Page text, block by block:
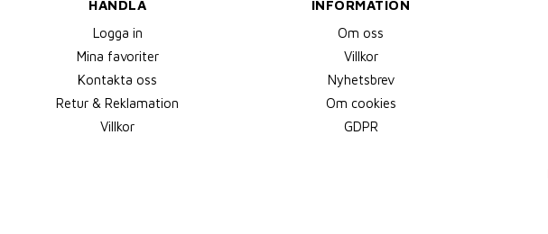
HANDLA
Logga in
Mina favoriter
Kontakta oss
Retur & Reklamation
Villkor
INFORMATION
Om oss
Villkor
Nyhetsbrev
Om cookies
GDPR